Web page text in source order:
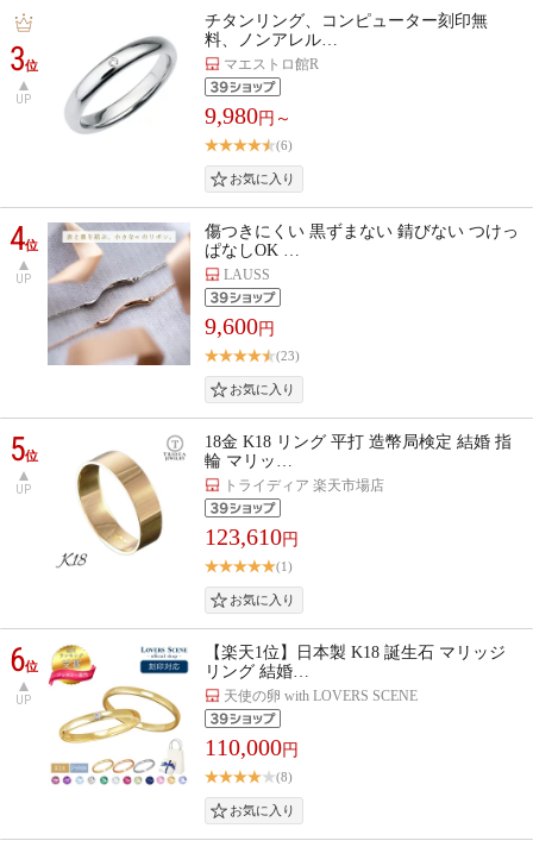
3位
UP
チタンリング、コンピューター刻印無
料、ノンアレル…
マエストロ館R
9,980円～
(6)
4位
UP
傷つきにくい 黒ずまない 錆びない つけっ
ぱなしOK …
LAUSS
9,600円
(23)
5位
UP
18金 K18 リング 平打 造幣局検定 結婚 指
輪 マリッ…
トライディア 楽天市場店
123,610円
(1)
6位
UP
【楽天1位】日本製 K18 誕生石 マリッジ
リング 結婚…
天使の卵 with LOVERS SCENE
110,000円
(8)